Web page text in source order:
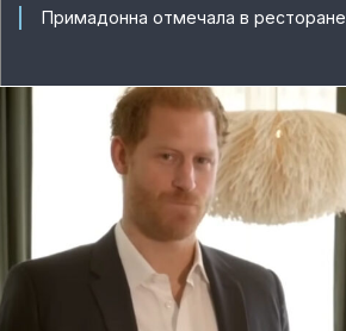
Примадонна отмечала в ресторане